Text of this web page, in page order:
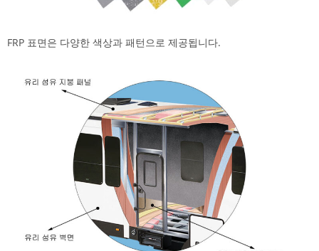
FRP 표면은 다양한 색상과 패턴으로 제공됩니다.